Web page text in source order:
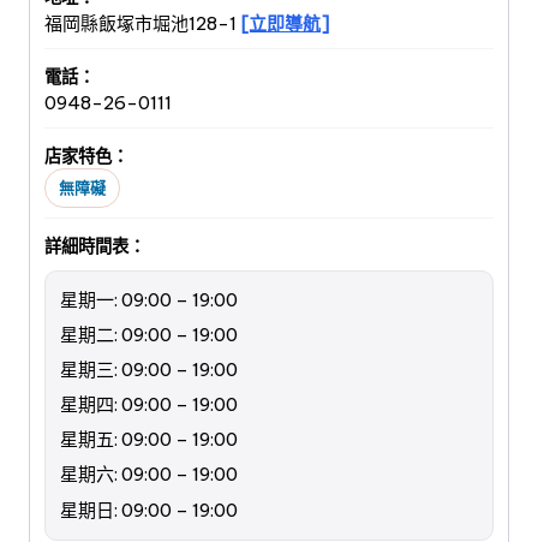
福岡縣飯塚市堀池128-1 [立即導航]
電話：
0948-26-0111
店家特色：
無障礙
詳細時間表：
星期一: 09:00 – 19:00
星期二: 09:00 – 19:00
星期三: 09:00 – 19:00
星期四: 09:00 – 19:00
星期五: 09:00 – 19:00
星期六: 09:00 – 19:00
星期日: 09:00 – 19:00